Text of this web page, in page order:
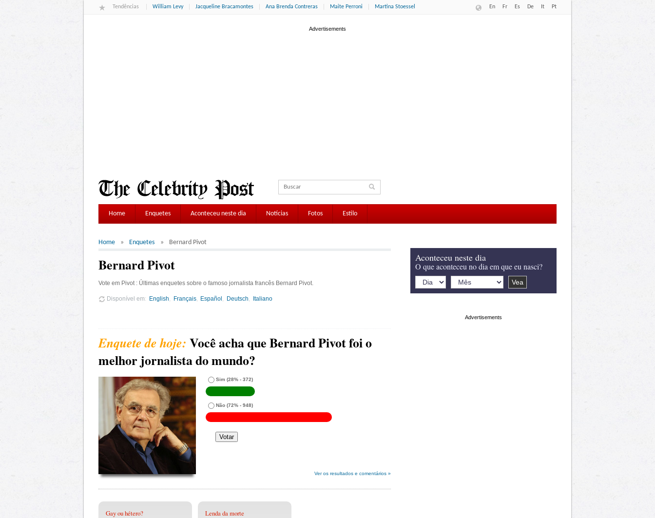
Tendências William Levy Jacqueline Bracamontes Ana Brenda Contreras Maite Perroni Martina Stoessel En Fr Es De It Pt
Home Enquetes Aconteceu neste dia Notícias Fotos Estilo
Home Enquetes Bernard Pivot
Bernard Pivot
Vote em Pivot : Últimas enquetes sobre o famoso jornalista francês Bernard Pivot.
Disponível em English Français Español Deutsch Italiano
Você acha que Bernard Pivot foi o
melhor jornalista do mundo?
Sim (28% - 372)
Não (72% - 948)
Ver os resultados e comentários »
Gay ou hétero? Lenda da morte
Aconteceu neste dia
O que aconteceu no dia em que eu nasci?